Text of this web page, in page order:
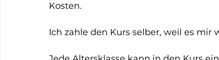
Kosten.
Ich zahle den Kurs selber, weil es mir